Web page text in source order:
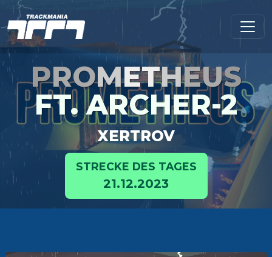
PROMETHEUS
FT. ARCHER-2
XERTROV
STRECKE DES TAGES
21.12.2023